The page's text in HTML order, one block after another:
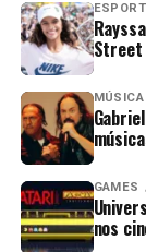
Street
MÚSICA
GAMES
nos